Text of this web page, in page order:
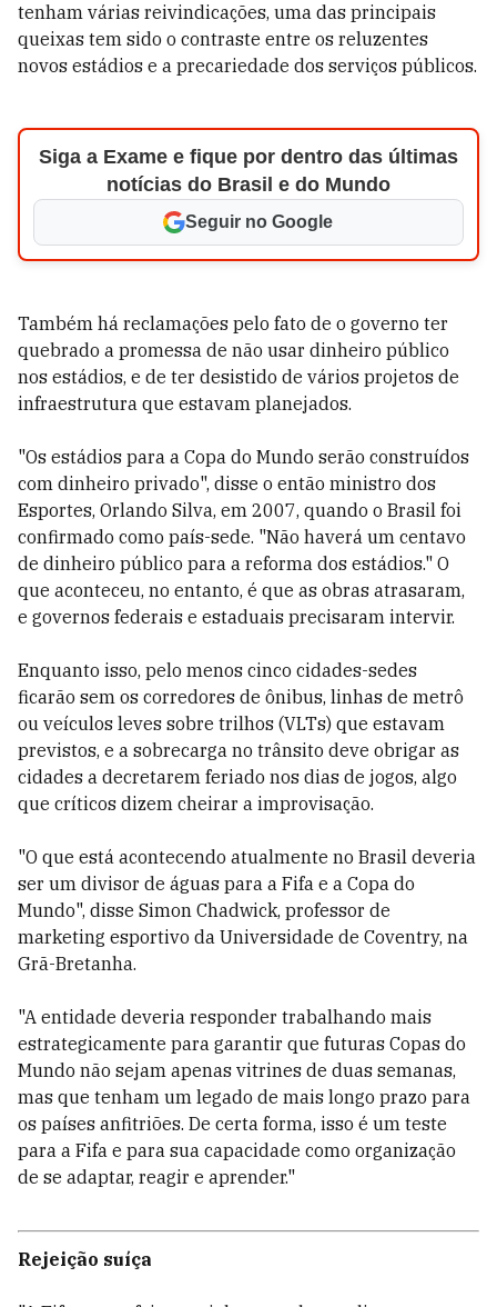
tenham várias reivindicações, uma das principais
queixas tem sido o contraste entre os reluzentes
novos estádios e a precariedade dos serviços públicos.
Siga a Exame e fique por dentro das últimas
notícias do Brasil e do Mundo
Seguir no Google
Também há reclamações pelo fato de o governo ter
quebrado a promessa de não usar dinheiro público
nos estádios, e de ter desistido de vários projetos de
infraestrutura que estavam planejados.
"Os estádios para a Copa do Mundo serão construídos
com dinheiro privado", disse o então ministro dos
Esportes, Orlando Silva, em 2007, quando o Brasil foi
confirmado como país-sede. "Não haverá um centavo
de dinheiro público para a reforma dos estádios." O
que aconteceu, no entanto, é que as obras atrasaram,
e governos federais e estaduais precisaram intervir.
Enquanto isso, pelo menos cinco cidades-sedes
ficarão sem os corredores de ônibus, linhas de metrô
ou veículos leves sobre trilhos (VLTs) que estavam
previstos, e a sobrecarga no trânsito deve obrigar as
cidades a decretarem feriado nos dias de jogos, algo
que críticos dizem cheirar a improvisação.
"O que está acontecendo atualmente no Brasil deveria
ser um divisor de águas para a Fifa e a Copa do
Mundo", disse Simon Chadwick, professor de
marketing esportivo da Universidade de Coventry, na
Grã-Bretanha.
"A entidade deveria responder trabalhando mais
estrategicamente para garantir que futuras Copas do
Mundo não sejam apenas vitrines de duas semanas,
mas que tenham um legado de mais longo prazo para
os países anfitriões. De certa forma, isso é um teste
para a Fifa e para sua capacidade como organização
de se adaptar, reagir e aprender."
Rejeição suíça